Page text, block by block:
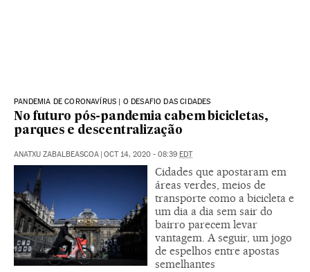
PANDEMIA DE CORONAVÍRUS | O DESAFIO DAS CIDADES
No futuro pós-pandemia cabem bicicletas,
parques e descentralização
ANATXU ZABALBEASCOA | OCT 14, 2020 - 08:39 EDT
Cidades que apostaram em
áreas verdes, meios de
transporte como a bicicleta e
um dia a dia sem sair do
bairro parecem levar
vantagem. A seguir, um jogo
de espelhos entre apostas
semelhantes